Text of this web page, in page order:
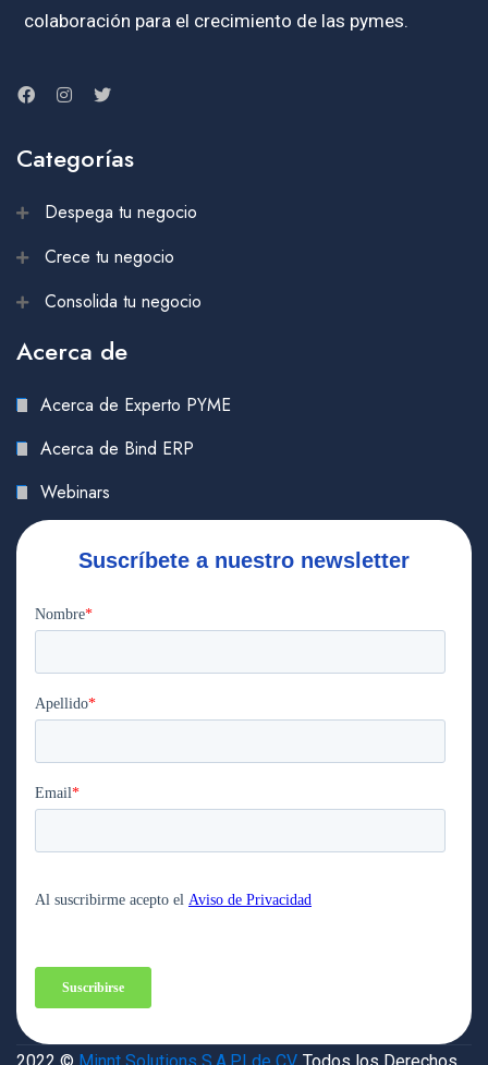
colaboración para el crecimiento de las pymes.
Categorías
Despega tu negocio
Crece tu negocio
Consolida tu negocio
Acerca de
Acerca de Experto PYME
Acerca de Bind ERP
Webinars
Suscríbete a nuestro newsletter